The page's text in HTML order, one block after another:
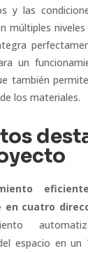
y las
múltiples
un
también
los materiales.
en cuatro
espacio en un